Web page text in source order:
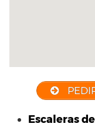
Escaleras